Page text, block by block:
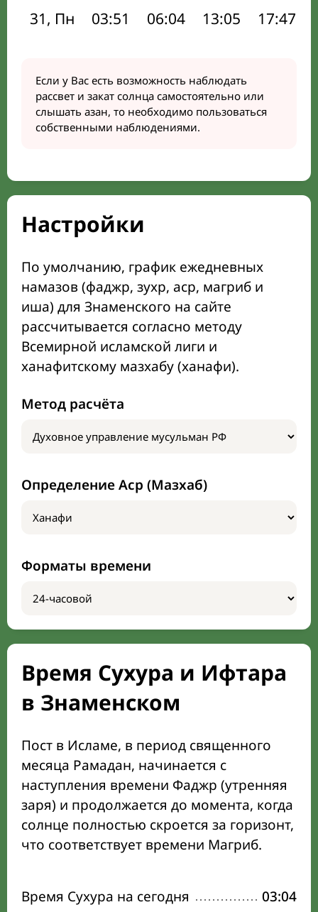
31, Пн
03:51 06:04 13:05 17:47
Если у Вас есть возможность наблюдать
рассвет и закат солнца самостоятельно или
слышать азан, то необходимо пользоваться
собственными наблюдениями.
Настройки
По умолчанию, график ежедневных
намазов (фаджр, зухр, аср, магриб и
иша) для Знаменского на сайте
рассчитывается согласно методу
Всемирной исламской лиги и
ханафитскому мазхабу (ханафи).
Метод расчёта
Определение Аср (Мазхаб)
Форматы времени
Время Сухура и Ифтара
в Знаменском
Пост в Исламе, в период священного
месяца Рамадан, начинается с
наступления времени Фаджр (утренняя
заря) и продолжается до момента, когда
солнце полностью скроется за горизонт,
что соответствует времени Магриб.
Время Сухура на сегодня 03:04